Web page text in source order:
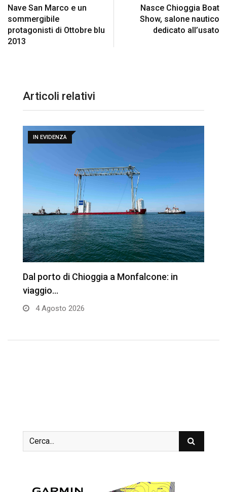
Nave San Marco e un
sommergibile
protagonisti di Ottobre blu
2013
Nasce Chioggia Boat
Show, salone nautico
dedicato all’usato
Articoli relativi
IN EVIDENZA
Dal porto di Chioggia a Monfalcone: in
viaggio…
4 Agosto 2026